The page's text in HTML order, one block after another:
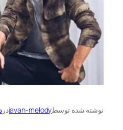
توسطjavan-melodyدردانلود اهنگ اذری